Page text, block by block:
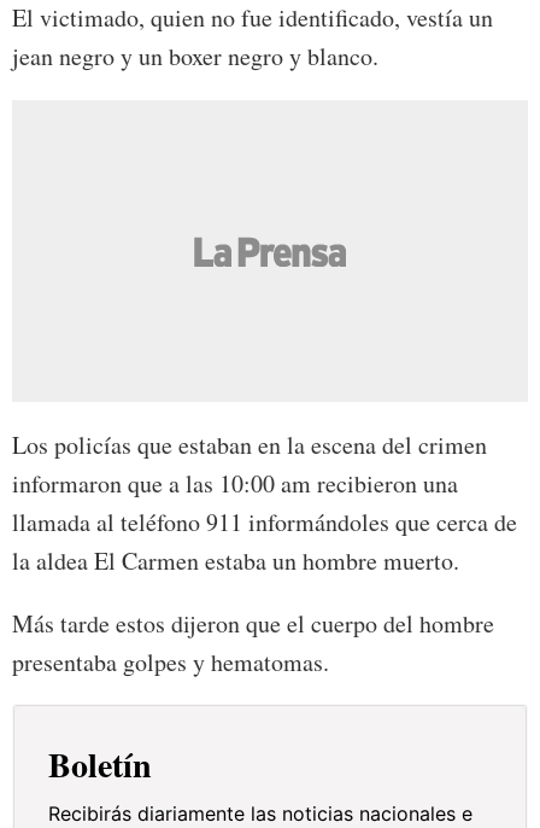
El victimado, quien no fue identificado, vestía un
jean negro y un boxer negro y blanco.
Los policías que estaban en la escena del crimen
informaron que a las 10:00 am recibieron una
llamada al teléfono 911 informándoles que cerca de
la aldea El Carmen estaba un hombre muerto.
Más tarde estos dijeron que el cuerpo del hombre
presentaba golpes y hematomas.
Boletín
Recibirás diariamente las noticias nacionales e